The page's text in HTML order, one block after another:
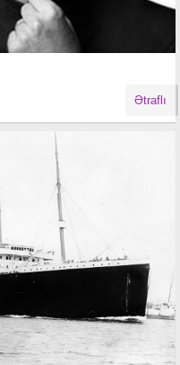
Ətraflı